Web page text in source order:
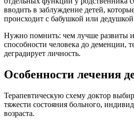
вводить в заблуждение детей,
происходит с бабушкой или
Нужно помнить: чем лучше развиты
способности человека до деменции,
деградирует личность.
Особенности лечения
Терапевтическую схему доктор
тяжести состояния больного,
возраста.